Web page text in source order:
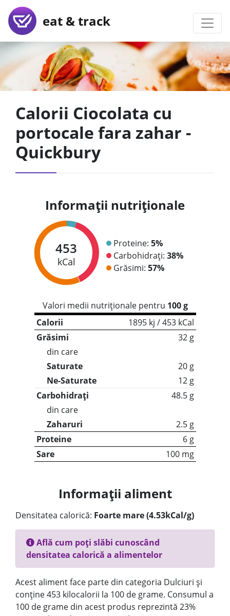
eat & track
Calorii Ciocolata cu
portocale fara zahar -
Quickbury
Informații nutriționale
453
kCal
Proteine: 5%
Carbohidrați: 38%
Grăsimi: 57%
Valori medii nutriționale pentru 100 g
Calorii
1895 kj / 453 kCal
Grăsimi
32 g
din care
Saturate
20 g
Ne-Saturate
12 g
Carbohidrați
48.5 g
din care
Zaharuri
2.5 g
Proteine
6 g
Sare
100 mg
Informații aliment
Densitatea calorică: Foarte mare (4.53kCal/g)
Află cum poți slăbi cunoscând
densitatea calorică a alimentelor
Acest aliment face parte din categoria Dulciuri și
conține 453 kilocalorii la 100 de grame. Consumul a
100 de grame din acest produs reprezintă 23%